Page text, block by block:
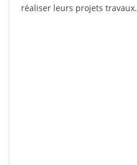
réaliser leurs projets travaux.